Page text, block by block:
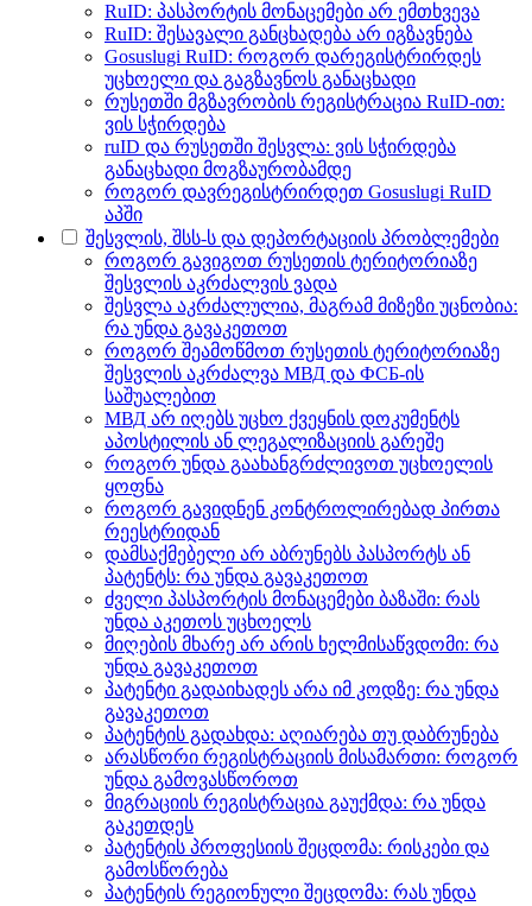
RuID: პასპორტის მონაცემები არ ემთხვევა
RuID: შესავალი განცხადება არ იგზავნება
Gosuslugi RuID: როგორ დარეგისტრირდეს
უცხოელი და გაგზავნოს განაცხადი
რუსეთში მგზავრობის რეგისტრაცია RuID-ით:
ვის სჭირდება
ruID და რუსეთში შესვლა: ვის სჭირდება
განაცხადი მოგზაურობამდე
როგორ დავრეგისტრირდეთ Gosuslugi RuID
აპში
შესვლის, შსს-ს და დეპორტაციის პრობლემები
როგორ გავიგოთ რუსეთის ტერიტორიაზე
შესვლის აკრძალვის ვადა
შესვლა აკრძალულია, მაგრამ მიზეზი უცნობია:
რა უნდა გავაკეთოთ
როგორ შეამოწმოთ რუსეთის ტერიტორიაზე
შესვლის აკრძალვა МВД და ФСБ-ის
საშუალებით
МВД არ იღებს უცხო ქვეყნის დოკუმენტს
აპოსტილის ან ლეგალიზაციის გარეშე
როგორ უნდა გაახანგრძლივოთ უცხოელის
ყოფნა
როგორ გავიდნენ კონტროლირებად პირთა
რეესტრიდან
დამსაქმებელი არ აბრუნებს პასპორტს ან
პატენტს: რა უნდა გავაკეთოთ
ძველი პასპორტის მონაცემები ბაზაში: რას
უნდა აკეთოს უცხოელს
მიღების მხარე არ არის ხელმისაწვდომი: რა
უნდა გავაკეთოთ
პატენტი გადაიხადეს არა იმ კოდზე: რა უნდა
გავაკეთოთ
პატენტის გადახდა: აღიარება თუ დაბრუნება
არასწორი რეგისტრაციის მისამართი: როგორ
უნდა გამოვასწოროთ
მიგრაციის რეგისტრაცია გაუქმდა: რა უნდა
გაკეთდეს
პატენტის პროფესიის შეცდომა: რისკები და
გამოსწორება
პატენტის რეგიონული შეცდომა: რას უნდა